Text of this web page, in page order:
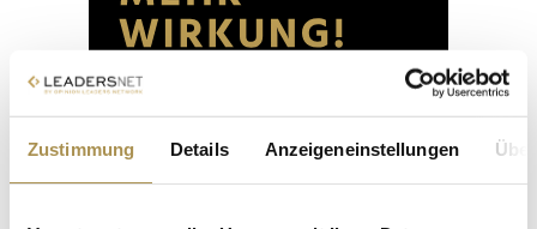
Zustimmung Details Anzeigeneinstellungen